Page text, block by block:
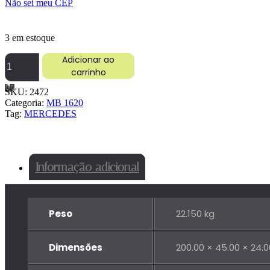
Não sei meu CEP
3 em estoque
PARACHOQUE
MB
1620
quantidade
Adicionar ao
carrinho
SKU: 2472
Categoria: MB 1620
Tag: MERCEDES
Informação adicional
Peso 22.150 kg
Dimensões 200.00 × 45.00 ×